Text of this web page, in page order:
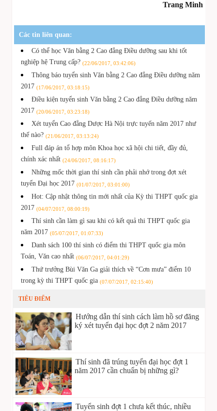
Trang Minh
Các tin liên quan:
Có thể học Văn bằng 2 Cao đẳng Điều dưỡng sau khi tốt
nghiệp hệ Trung cấp? (22/06/2017, 03:42:06)
Thông báo tuyển sinh Văn bằng 2 Cao đẳng Điều dưỡng năm
2017 (17/06/2017, 03:18:15)
Điều kiện tuyển sinh Văn bằng 2 Cao đẳng Điều dưỡng năm
2017 (20/06/2017, 03:23:18)
Xét tuyển Cao đẳng Dược Hà Nội trực tuyến năm 2017 như
thế nào? (21/06/2017, 03:13:24)
Full đáp án tổ hợp môn Khoa học xã hội chi tiết, đầy đủ,
chính xác nhất (24/06/2017, 08:16:17)
Những mốc thời gian thí sinh cần phải nhớ trong đợt xét
tuyển Đại học 2017 (01/07/2017, 03:01:00)
Hot: Cập nhật thông tin mới nhất của Kỳ thi THPT quốc gia
2017 (04/07/2017, 08:00:19)
Thí sinh cần làm gì sau khi có kết quả thi THPT quốc gia
năm 2017 (05/07/2017, 01:07:33)
Danh sách 100 thí sinh có điểm thi THPT quốc gia môn
Toán, Văn cao nhất (06/07/2017, 04:01:29)
Thứ trưởng Bùi Văn Ga giải thích về “Cơn mưa” điểm 10
trong kỳ thi THPT quốc gia (07/07/2017, 02:15:40)
TIÊU ĐIỂM
Hướng dẫn thí sinh cách làm hồ sơ đăng
ký xét tuyển đại học đợt 2 năm 2017
Thí sinh đã trúng tuyển đại học đợt 1
năm 2017 cần chuẩn bị những gì?
Tuyển sinh đợt 1 chưa kết thúc, nhiều